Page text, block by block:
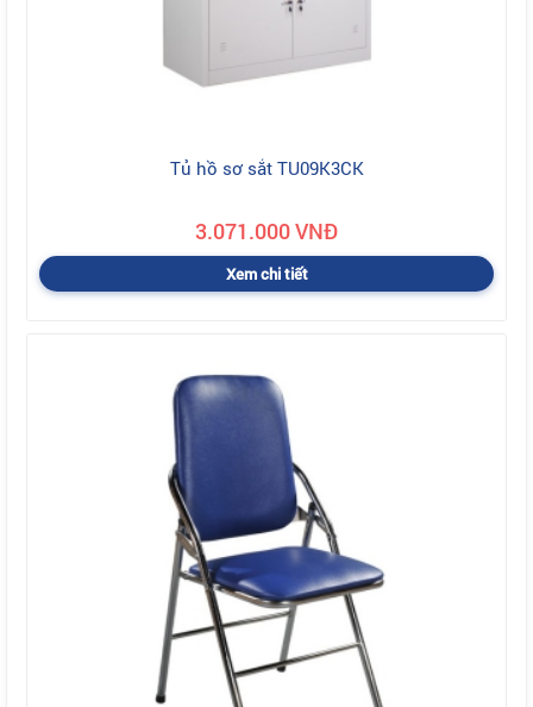
Tủ hồ sơ sắt TU09K3CK
3.071.000 VNĐ
Xem chi tiết